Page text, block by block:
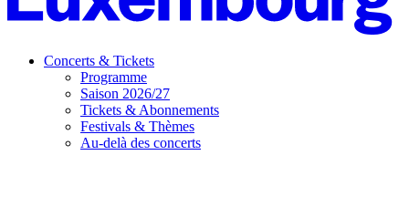
Concerts & Tickets
Programme
Saison 2026/27
Tickets & Abonnements
Festivals & Thèmes
Au-delà des concerts